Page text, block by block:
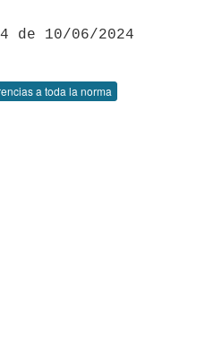
de 10/06/2024
a toda la norma